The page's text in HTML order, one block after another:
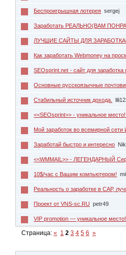
Беспроигрышная лотерея sergej
Заработать РЕАЛЬНО(ВАМ
ЛУЧШИЕ САЙТЫ ДЛЯ
Как заработать Webmoney на
SEOsprint.net - сайт для
Основные русскоязычные
Стабильный источник дохода.
<<SEOsprint>> - уникальное
Мой заработок во всемирной сети
Заработай быстро и интересно
<<WMMAIL>> - ЛЕГЕНДАРНЫЙ
10$/час с Вашим компьютером!
Реальность о заработке в САР,
Проект от VNS-sc.RU petr49
VIP promotion — уникальное
Страница:« 1 2 3 4 5 6 »